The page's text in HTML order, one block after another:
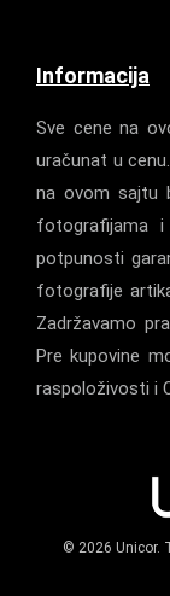
Informacija
Sve cene na
uračunat u
na ovom sajtu
fotografijama
potpunosti
fotografije
Zadržavamo
Pre kupovine
raspoloživosti i
© 2026 Unicor.